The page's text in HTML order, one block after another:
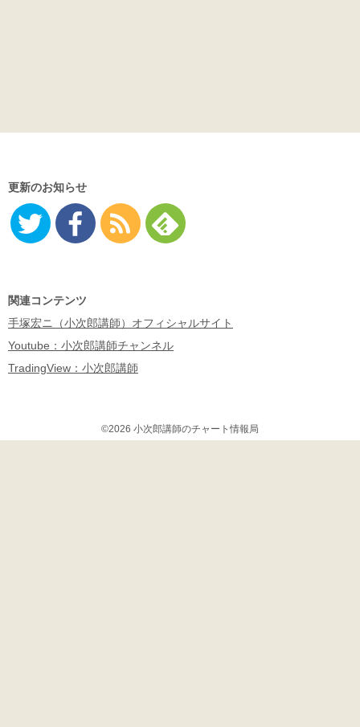
更新のお知らせ
関連コンテンツ
手塚宏ニ（小次郎講師）オフィシャルサイト
Youtube：小次郎講師チャンネル
TradingView：小次郎講師
©2026 小次郎講師のチャート情報局